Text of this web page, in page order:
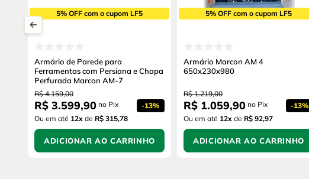
5% OFF com o cupom LF5
Armário de Parede para
Ferramentas com Persiana e Chapa
Perfurada Marcon AM-7
R$ 4.159,00
R$ 3.599,90 no Pix -13%
Ou em até 12x de R$ 315,78
ADICIONAR AO CARRINHO
5% OFF com o cupom LF5
Armário Marcon AM 4
650x230x980
R$ 1.219,00
R$ 1.059,90 no Pix -13%
Ou em até 12x de R$ 92,97
ADICIONAR AO CARRINHO